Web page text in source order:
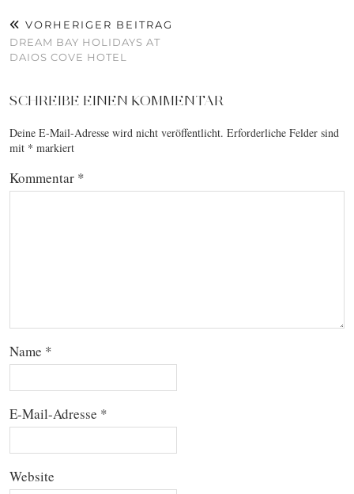
VORHERIGER BEITRAG
DREAM BAY HOLIDAYS AT
DAIOS COVE HOTEL
SCHREIBE EINEN KOMMENTAR
Deine E-Mail-Adresse wird nicht veröffentlicht. Erforderliche Felder sind
mit * markiert
Kommentar *
Name *
E-Mail-Adresse *
Website